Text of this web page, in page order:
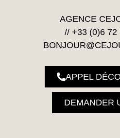
AGENCE
// +33 (0)6 72
APPEL
DEMANDER